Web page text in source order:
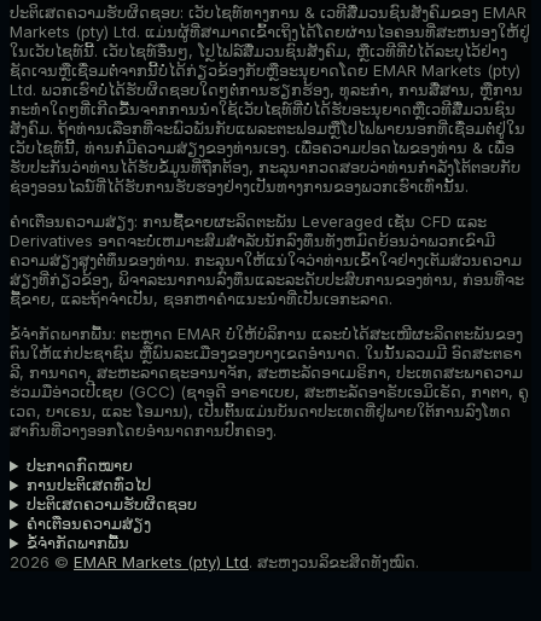
ປະຕິເສດຄວາມຮັບຜິດຊອບ: ເວັບໄຊທ໌ທາງການ & ເວທີສື່ມວນຊົນສັງຄົມຂອງ EMAR
Markets (pty) Ltd. ແມ່ນຜູ້ທີ່ສາມາດເຂົ້າເຖິງໄດ້ໂດຍຜ່ານໄອຄອນທີ່ສະຫນອງໃຫ້ຢູ່
ໃນເວັບໄຊທ໌ນີ້. ເວັບໄຊທ໌ອື່ນໆ, ໂປຼໄຟລ໌ສື່ມວນຊົນສັງຄົມ, ຫຼືເວທີທີ່ບໍ່ໄດ້ລະບຸໄວ້ຢ່າງ
ຊັດເຈນຫຼືເຊື່ອມຕໍ່ຈາກນີ້ບໍ່ໄດ້ກ່ຽວຂ້ອງກັບຫຼືອະນຸຍາດໂດຍ EMAR Markets (pty)
Ltd. ພວກເຮົາບໍ່ໄດ້ຮັບຜິດຊອບໃດໆຕໍ່ການຮຽກຮ້ອງ, ທຸລະກໍາ, ການສື່ສານ, ຫຼືການ
ກະທໍາໃດໆທີ່ເກີດຂື້ນຈາກການນໍາໃຊ້ເວັບໄຊທ໌ທີ່ບໍ່ໄດ້ຮັບອະນຸຍາດຫຼືເວທີສື່ມວນຊົນ
ສັງຄົມ. ຖ້າທ່ານເລືອກທີ່ຈະພົວພັນກັບແພລະຕະຟອມຫຼືໂປໄຟພາຍນອກທີ່ເຊື່ອມຕໍ່ຢູ່ໃນ
ເວັບໄຊທ໌ນີ້, ທ່ານກໍ່ມີຄວາມສ່ຽງຂອງທ່ານເອງ. ເພື່ອຄວາມປອດໄພຂອງທ່ານ & ເພື່ອ
ຮັບປະກັນວ່າທ່ານໄດ້ຮັບຂໍ້ມູນທີ່ຖືກຕ້ອງ, ກະລຸນາກວດສອບວ່າທ່ານກໍາລັງໂຕ້ຕອບກັບ
ຊ່ອງອອນໄລນ໌ທີ່ໄດ້ຮັບການຮັບຮອງຢ່າງເປັນທາງການຂອງພວກເຮົາເທົ່ານັ້ນ.
ຄຳເຕືອນຄວາມສ່ຽງ: ການຊື້ຂາຍຜະລິດຕະພັນ Leveraged ເຊັ່ນ CFD ແລະ
Derivatives ອາດຈະບໍ່ເຫມາະສົມສໍາລັບນັກລົງທຶນທັງຫມົດຍ້ອນວ່າພວກເຂົາມີ
ຄວາມສ່ຽງສູງຕໍ່ທຶນຂອງທ່ານ. ກະລຸນາໃຫ້ແນ່ໃຈວ່າທ່ານເຂົ້າໃຈຢ່າງເຕັມສ່ວນຄວາມ
ສ່ຽງທີ່ກ່ຽວຂ້ອງ, ພິຈາລະນາການລົງທຶນແລະລະດັບປະສົບການຂອງທ່ານ, ກ່ອນທີ່ຈະ
ຊື້ຂາຍ, ແລະຖ້າຈໍາເປັນ, ຊອກຫາຄໍາແນະນໍາທີ່ເປັນເອກະລາດ.
ຂໍ້ຈໍາກັດພາກພື້ນ: ຕະຫຼາດ EMAR ບໍ່ໃຫ້ບໍລິການ ແລະບໍ່ໄດ້ສະເໜີຜະລິດຕະພັນຂອງ
ຕົນໃຫ້ແກ່ປະຊາຊົນ ຫຼືພົນລະເມືອງຂອງບາງເຂດອຳນາດ. ໃນນັ້ນລວມມີ ອົດສະຕຣາ
ລີ, ການາດາ, ສະຫະລາດຊະອານາຈັກ, ສະຫະລັດອາເມຣິກາ, ປະເທດສະພາຄວາມ
ຮ່ວມມືອ່າວເປີເຊຍ (GCC) (ຊາອຸດີ ອາຣາເບຍ, ສະຫະລັດອາຣັບເອມິເຣັດ, ກາຕາ, ຄູ
ເວດ, ບາເຣນ, ແລະ ໂອມານ), ເປັນຕົ້ນແມ່ນບັນດາປະເທດທີ່ຢູ່ພາຍໃຕ້ການລົງໂທດ
ສາກົນທີ່ວາງອອກໂດຍອຳນາດການປົກຄອງ.
ປະກາດກົດໝາຍ
ການປະຕິເສດທົ່ວໄປ
ປະຕິເສດຄວາມຮັບຜິດຊອບ
ຄຳເຕືອນຄວາມສ່ຽງ
ຂໍ້ຈໍາກັດພາກພື້ນ
2026 © EMAR Markets (pty) Ltd. ສະຫງວນລິຂະສິດທັງໝົດ.